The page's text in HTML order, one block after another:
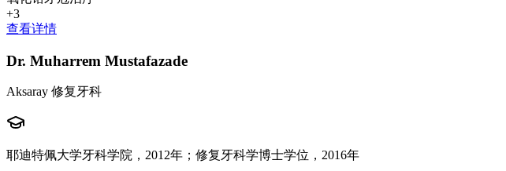
+3
查看详情
Dr. Muharrem Mustafazade
Aksaray 修复牙科
耶迪特佩大学牙科学院，2012年；修复牙科学博士学位，2016年